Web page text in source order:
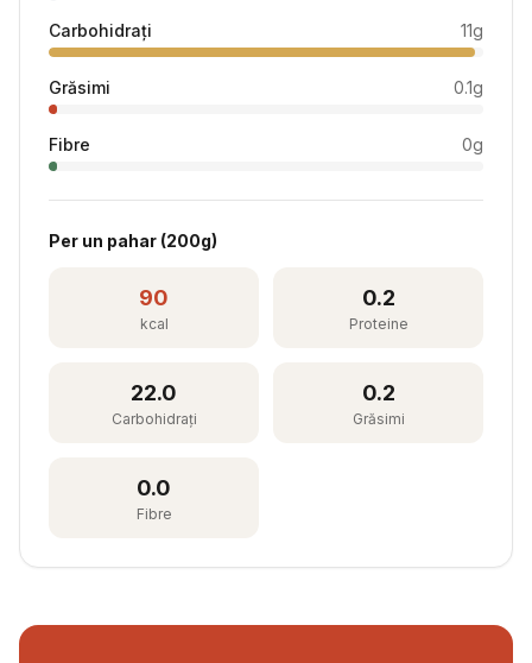
Carbohidrați 11g
Grăsimi 0.1g
Fibre 0g
Per un pahar (200g)
90
kcal
0.2
Proteine
22.0
Carbohidrați
0.2
Grăsimi
0.0
Fibre